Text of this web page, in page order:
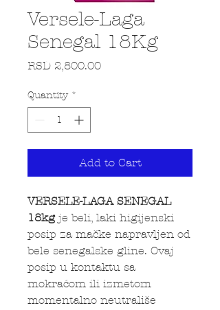
Versele-Laga
Senegal 18Kg
RSD 2,800.00Price
Quantity *
Add to Cart
VERSELE-LAGA SENEGAL
18kgje beli, laki higijenski
posip za mačke napravljen od
bele senegalske gline. Ovaj
posip u kontaktu sa
mokraćom ili izmetom
momentalno neutrališe